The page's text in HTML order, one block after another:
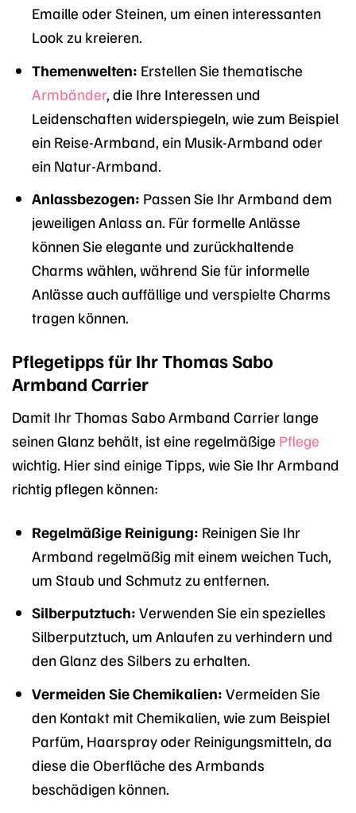
Emaille oder Steinen, um einen interessanten
Look zu kreieren.
Themenwelten: Erstellen Sie thematische
Armbänder, die Ihre Interessen und
Leidenschaften widerspiegeln, wie zum Beispiel
ein Reise-Armband, ein Musik-Armband oder
ein Natur-Armband.
Anlassbezogen: Passen Sie Ihr Armband dem
jeweiligen Anlass an. Für formelle Anlässe
können Sie elegante und zurückhaltende
Charms wählen, während Sie für informelle
Anlässe auch auffällige und verspielte Charms
tragen können.
Pflegetipps für Ihr Thomas Sabo
Armband Carrier
Damit Ihr Thomas Sabo Armband Carrier lange
seinen Glanz behält, ist eine regelmäßige Pflege
wichtig. Hier sind einige Tipps, wie Sie Ihr Armband
richtig pflegen können:
Regelmäßige Reinigung: Reinigen Sie Ihr
Armband regelmäßig mit einem weichen Tuch,
um Staub und Schmutz zu entfernen.
Silberputztuch: Verwenden Sie ein spezielles
Silberputztuch, um Anlaufen zu verhindern und
den Glanz des Silbers zu erhalten.
Vermeiden Sie Chemikalien: Vermeiden Sie
den Kontakt mit Chemikalien, wie zum Beispiel
Parfüm, Haarspray oder Reinigungsmitteln, da
diese die Oberfläche des Armbands
beschädigen können.